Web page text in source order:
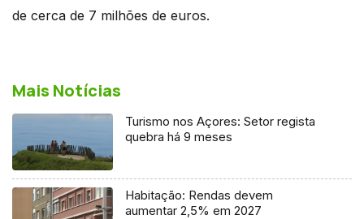
de cerca de 7 milhões de euros.
Mais Notícias
Turismo nos Açores: Setor regista
quebra há 9 meses
Habitação: Rendas devem
aumentar 2,5% em 2027